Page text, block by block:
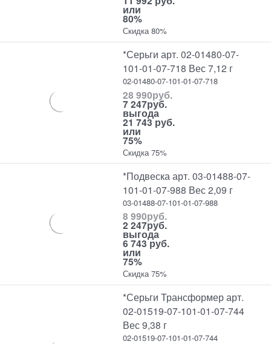
или
80%
Скидка 80%
*Серьги арт. 02-01480-07-
101-01-07-718 Вес 7,12 г
02-01480-07-101-01-07-718
28 990руб.
7 247руб.
выгода
21 743 руб.
или
75%
Скидка 75%
*Подвеска арт. 03-01488-07-
101-01-07-988 Вес 2,09 г
03-01488-07-101-01-07-988
8 990руб.
2 247руб.
выгода
6 743 руб.
или
75%
Скидка 75%
*Серьги Трансформер арт.
02-01519-07-101-01-07-744
Вес 9,38 г
02-01519-07-101-01-07-744